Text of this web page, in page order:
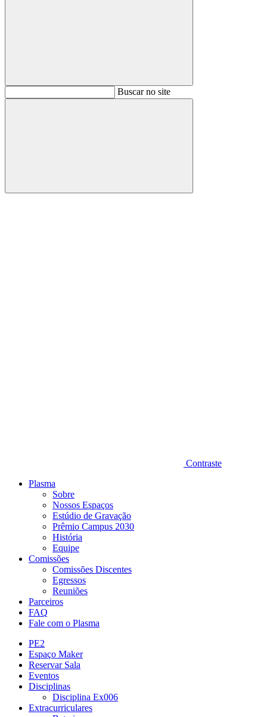
BuscarBuscar no site
Buscar
Contraste
Plasma
Sobre
Nossos Espaços
Estúdio de Gravação
Prêmio Campus 2030
História
Equipe
Comissões
Comissões Discentes
Egressos
Reuniões
Parceiros
FAQ
Fale com o Plasma
PE2
Espaço Maker
Reservar Sala
Eventos
Disciplinas
Disciplina Ex006
Extracurriculares